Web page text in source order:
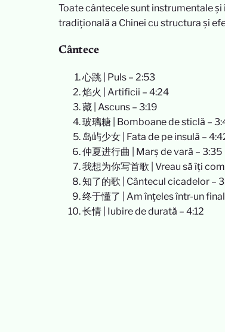
Toate cântecele sunt instrumentale
tradițională a Chinei cu structura și
Cântece
心跳 | Puls – 2:53
焰火 | Artificii – 4:24
藏 | Ascuns – 3:19
玻璃糖 | Bomboane de sticlă –
岛屿少女 | Fata de pe insulă –
仲夏进行曲 | Marș de vară – 3:35
我想为你写首歌 | Vreau să îți
知了的歌 | Cântecul cicadelor –
终于懂了 | Am înțeles într-un
长情 | Iubire de durată – 4:12